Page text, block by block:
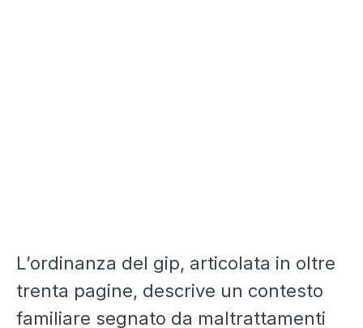
L’ordinanza del gip, articolata in oltre
trenta pagine, descrive un contesto
familiare segnato da maltrattamenti